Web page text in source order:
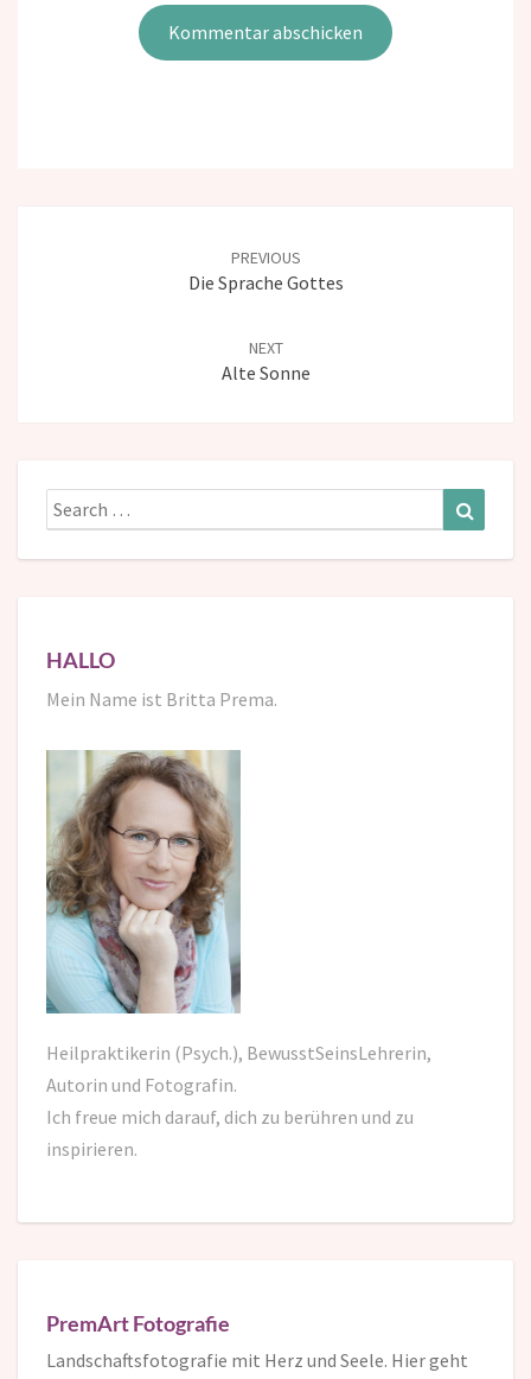
PREVIOUS
Die Sprache Gottes
NEXT
Alte Sonne
Search
for:
HALLO
Mein Name ist Britta Prema.
Heilpraktikerin (Psych.), BewusstSeinsLehrerin,
Autorin und Fotografin.
Ich freue mich darauf, dich zu berühren und zu
inspirieren.
PremArt Fotografie
Landschaftsfotografie mit Herz und Seele. Hier geht